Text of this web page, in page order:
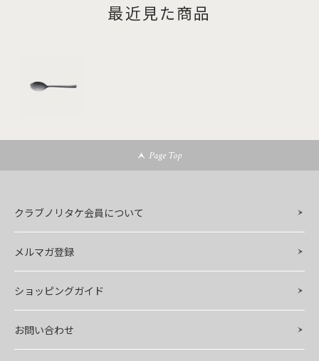
最近見た商品
Page Top
クラブノリタケ会員について
メルマガ登録
ショッピングガイド
お問い合わせ